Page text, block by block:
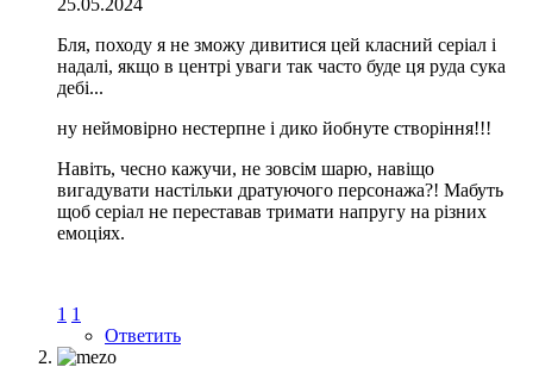
25.05.2024
Бля, походу я не зможу дивитися цей класний серіал і
надалі, якщо в центрі уваги так часто буде ця руда сука
дебі...
ну неймовірно нестерпне і дико йобнуте створіння!!!
Навіть, чесно кажучи, не зовсім шарю, навіщо
вигадувати настільки дратуючого персонажа?! Мабуть
щоб серіал не переставав тримати напругу на різних
емоціях.
1 1
Ответить